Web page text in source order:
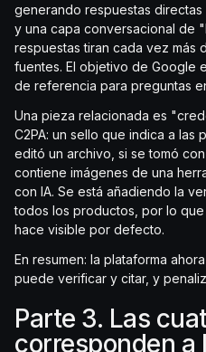
generando respuestas
y una capa conversacional de
respuestas tiran cada vez más
fuentes. El objetivo de Google
de referencia para preguntas
Una pieza relacionada es
C2PA: un sello que indica a las
editó un archivo, si se tomó
contiene imágenes de una
con IA. Se está añadiendo la
todos los productos, por lo
hace visible por defecto.
En resumen: la plataforma
puede verificar y citar, y
Parte 3. Las
corresponden a